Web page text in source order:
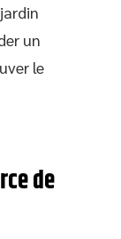
un
le
de